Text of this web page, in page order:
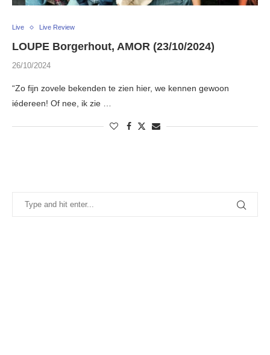
Live Live Review
LOUPE Borgerhout, AMOR (23/10/2024)
26/10/2024
“Zo fijn zovele bekenden te zien hier, we kennen gewoon
iédereen! Of nee, ik zie …